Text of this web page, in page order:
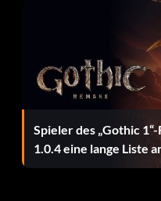
Zielsetzung: Zum 3. Mal
gewandert
Glad its not my Bill
Belohnung: 25 Punkte
Spieler des „Gothic
1.0.4 eine lange Liste